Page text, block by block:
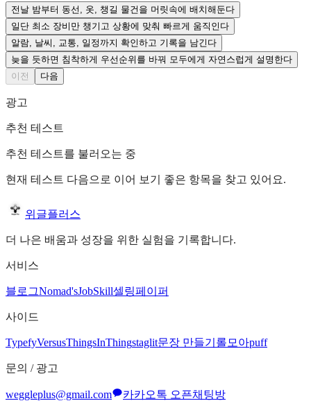
전날 밤부터 동선, 옷, 챙길 물건을 머릿속에 배치해둔다
일단 최소 장비만 챙기고 상황에 맞춰 빠르게 움직인다
알람, 날씨, 교통, 일정까지 확인하고 기록을 남긴다
늦을 듯하면 침착하게 우선순위를 바꿔 모두에게 자연스럽게 설명한다
이전
다음
광고
추천 테스트
추천 테스트를 불러오는 중
현재 테스트 다음으로 이어 보기 좋은 항목을 찾고 있어요.
위글플러스
더 나은 배움과 성장을 위한 실험을 기록합니다.
서비스
블로그Nomad'sJobSkill셀링페이퍼
사이드
TypefyVersusThingsInThingstaglit문장 만들기 롤모아puff
문의 / 광고
weggleplus@gmail.com 카카오톡 오픈채팅방